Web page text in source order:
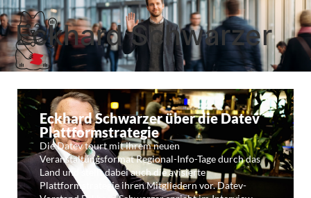
Eckhard Schwarzer
Eckhard Schwarzer über die Datev
Plattformstrategie
Die Datev tourt mit ihrem neuen
Veranstaltungsformat Regional-Info-Tage durch das
Land und stellt dabei auch die avisierte
Plattformstrategie ihren Mitgliedern vor. Datev-